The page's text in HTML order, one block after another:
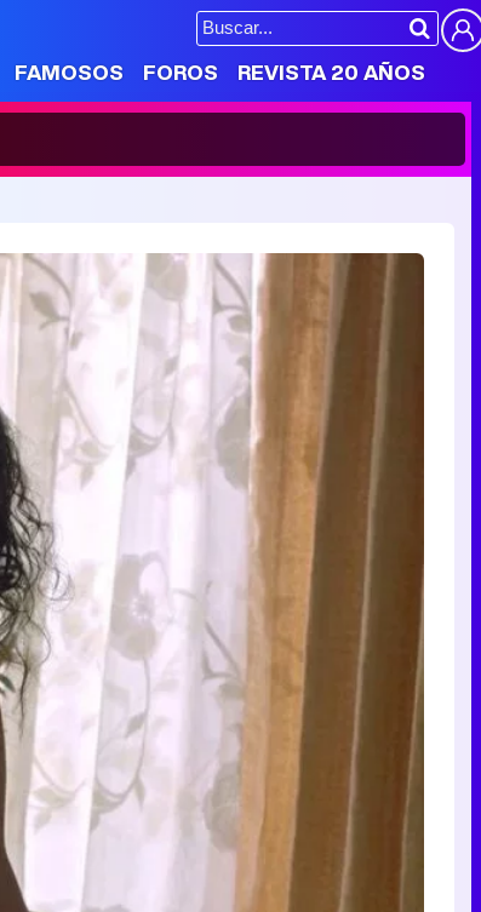
FAMOSOS FOROS REVISTA 20 AÑOS